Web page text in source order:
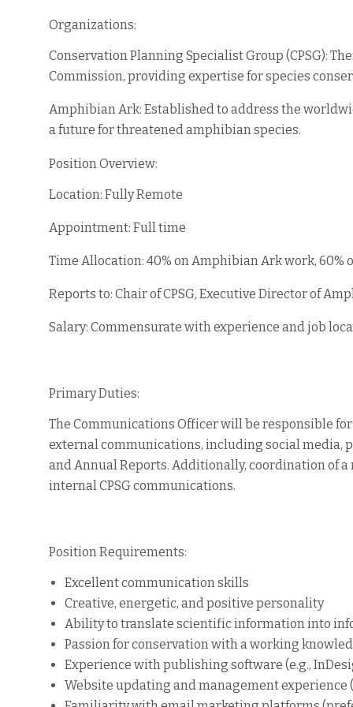
Organizations:
Conservation Planning Specialist Group (CPSG):
Commission, providing expertise for species
Amphibian Ark: Established to address the
a future for threatened amphibian species.
Position Overview:
Location: Fully Remote
Appointment: Full time
Time Allocation: 40% on Amphibian Ark work, 60%
Reports to: Chair of CPSG, Executive Director of
Salary: Commensurate with experience and job
Primary Duties:
The Communications Officer will be responsible
external communications, including social media,
and Annual Reports. Additionally, coordination of
internal CPSG communications.
Position Requirements:
Excellent communication skills
Creative, energetic, and positive personality
Ability to translate scientific information into
Passion for conservation with a working
Experience with publishing software (e.g.,
Website updating and management experience